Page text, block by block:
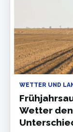
WETTER UND
Wetter